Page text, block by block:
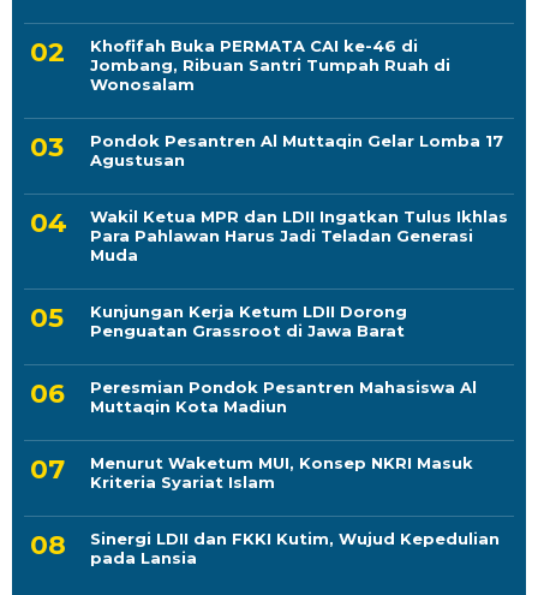
Khofifah Buka PERMATA CAI ke-46 di
Jombang, Ribuan Santri Tumpah Ruah di
Wonosalam
Pondok Pesantren Al Muttaqin Gelar Lomba 17
Agustusan
Wakil Ketua MPR dan LDII Ingatkan Tulus Ikhlas
Para Pahlawan Harus Jadi Teladan Generasi
Muda
Kunjungan Kerja Ketum LDII Dorong
Penguatan Grassroot di Jawa Barat
Peresmian Pondok Pesantren Mahasiswa Al
Muttaqin Kota Madiun
Menurut Waketum MUI, Konsep NKRI Masuk
Kriteria Syariat Islam
Sinergi LDII dan FKKI Kutim, Wujud Kepedulian
pada Lansia